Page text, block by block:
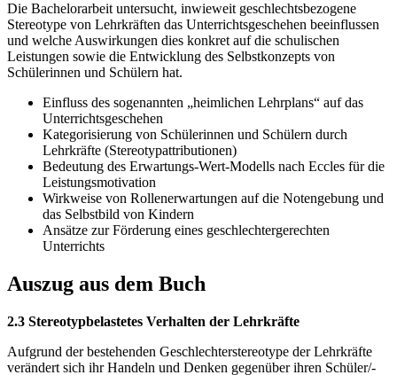
Die Bachelorarbeit untersucht, inwieweit geschlechtsbezogene
Stereotype von Lehrkräften das Unterrichtsgeschehen beeinflussen
und welche Auswirkungen dies konkret auf die schulischen
Leistungen sowie die Entwicklung des Selbstkonzepts von
Schülerinnen und Schülern hat.
Einfluss des sogenannten „heimlichen Lehrplans“ auf das
Unterrichtsgeschehen
Kategorisierung von Schülerinnen und Schülern durch
Lehrkräfte (Stereotypattributionen)
Bedeutung des Erwartungs-Wert-Modells nach Eccles für die
Leistungsmotivation
Wirkweise von Rollenerwartungen auf die Notengebung und
das Selbstbild von Kindern
Ansätze zur Förderung eines geschlechtergerechten
Unterrichts
Auszug aus dem Buch
2.3 Stereotypbelastetes Verhalten der Lehrkräfte
Aufgrund der bestehenden Geschlechterstereotype der Lehrkräfte
verändert sich ihr Handeln und Denken gegenüber ihren Schüler/-